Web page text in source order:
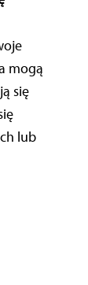
mogą
się
lub